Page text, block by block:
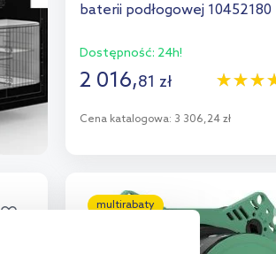
baterii podłogowej 10452180
Dostępność: 24h!
2 016,81 zł
Cena katalogowa: 3 306,24 zł
Dodaj do porównania
multirabaty